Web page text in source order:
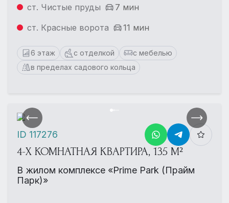
ст. Чистые пруды
7 мин
ст. Красные ворота
11 мин
6 этаж с отделкой
с мебелью
в пределах садового кольца
4-Х КОМНАТНАЯ КВАРТИРА, 135 М²
В жилом комплексе «Prime Park (Прайм
Парк)»
ID 117276